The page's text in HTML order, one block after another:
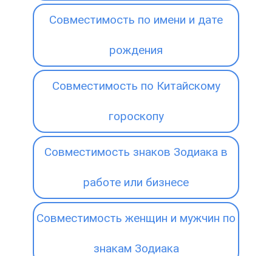
Совместимость по имени и дате
рождения
Совместимость по Китайскому
гороскопу
Совместимость знаков Зодиака в
работе или бизнесе
Совместимость женщин и мужчин по
знакам Зодиака